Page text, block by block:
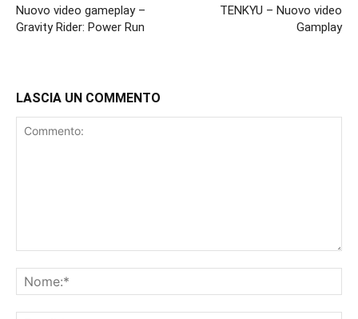
Nuovo video gameplay –
Gravity Rider: Power Run
TENKYU – Nuovo video
Gamplay
LASCIA UN COMMENTO